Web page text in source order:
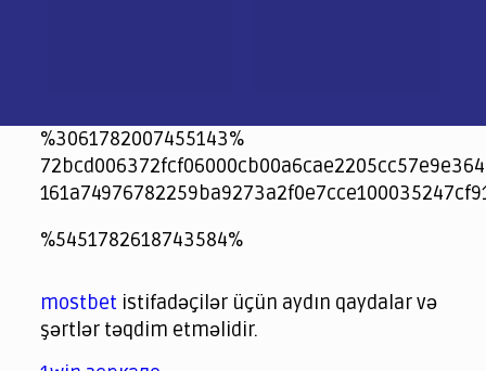
%3061782007455143%
jeetcity
1xbet
jeet city casino
%5451782618743584%
spintiger
Avabet
Spinrise
Crown Green
Crowngreen casino login
슈가 러쉬1000 슬롯
crazy time casino online
1xcasinozambia.com
codingworldnews.com
parimatch.kr
winorio
winorio casino
winorio
mostbet istifadəçilər üçün aydın qaydalar və
şərtlər təqdim etməlidir.